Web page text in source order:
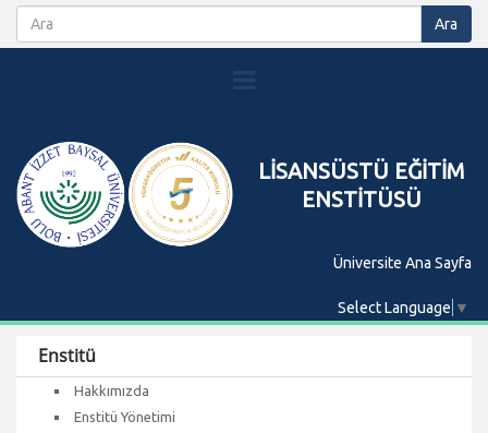
LİSANSÜSTÜ EĞİTİM
ENSTİTÜSÜ
Üniversite Ana Sayfa
Select Language ▼
Enstitü
Hakkımızda
Enstitü Yönetimi